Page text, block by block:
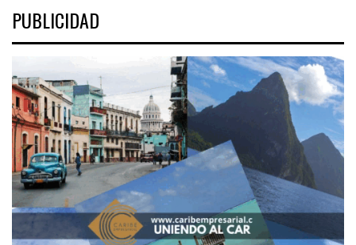
PUBLICIDAD